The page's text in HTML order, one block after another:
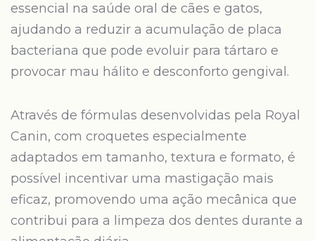
essencial na saúde oral de cães e gatos,
ajudando a reduzir a acumulação de placa
bacteriana que pode evoluir para tártaro e
provocar mau hálito e desconforto gengival.
Através de fórmulas desenvolvidas pela Royal
Canin, com croquetes especialmente
adaptados em tamanho, textura e formato, é
possível incentivar uma mastigação mais
eficaz, promovendo uma ação mecânica que
contribui para a limpeza dos dentes durante a